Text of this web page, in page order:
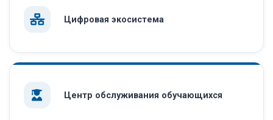
Цифровая экосистема
Центр обслуживания обучающихся